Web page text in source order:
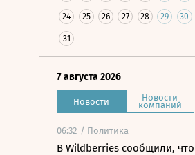
24 25 26 27 28 29 30
31
7 августа 2026
Новости Новости
компаний
06:32 / Политика
В Wildberries сообщили, что